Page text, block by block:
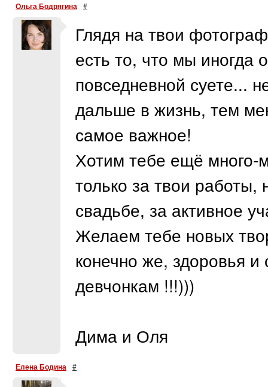
Ольга Бодрягина #
Глядя на твои
есть то, что мы иногда
повседневной суете...
дальше в жизнь, тем
самое важное!
Хотим тебе ещё много-
только за твои работы,
свадьбе, за активное
Желаем тебе новых
конечно же, здоровья
девчонкам !!!)))
Дима и Оля
Елена Бодина #